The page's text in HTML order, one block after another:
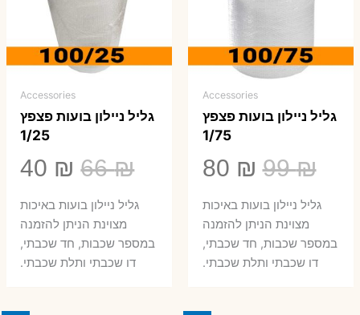
Accessories
גליל ניילון בועות פצפץ
1/75
99₪
המחיר
המקורי
היה:
99 ₪.
80 ₪
הנוכחיגליל ניילון בועות באיכות
מצוינת הניתן להזמנה
במספר שכבות, חד שכבתי,
דו שכבתי ותלת שכבתי.
Accessories
גליל ניילון בועות פצפץ
1/25
66₪
המחיר
המקורי
היה:
66 ₪.
40 ₪
₪.
גליל ניילון בועות באיכות
מצוינת הניתן להזמנה
במספר שכבות, חד שכבתי,
דו שכבתי ותלת שכבתי.